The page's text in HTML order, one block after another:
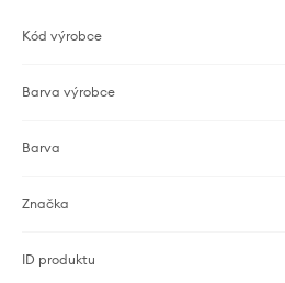
Kód výrobce
Barva výrobce
Barva
Značka
ID produktu